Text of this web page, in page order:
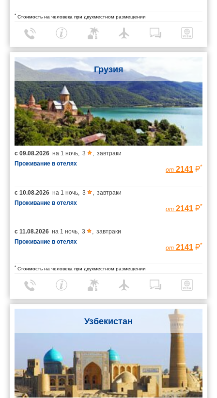
* Стоимость на человека при двухместном размещении
Грузия
с 09.08.2026 на 1 ночь, 3 , завтраки
Проживание в отелях
от 2141 *
с 10.08.2026 на 1 ночь, 3 , завтраки
Проживание в отелях
от 2141 *
с 11.08.2026 на 1 ночь, 3 , завтраки
Проживание в отелях
от 2141 *
* Стоимость на человека при двухместном размещении
Узбекистан